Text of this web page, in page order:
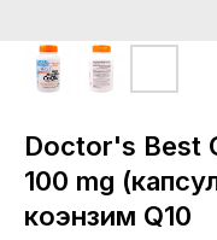
Doctor's Best
100 mg
коэнзим Q10